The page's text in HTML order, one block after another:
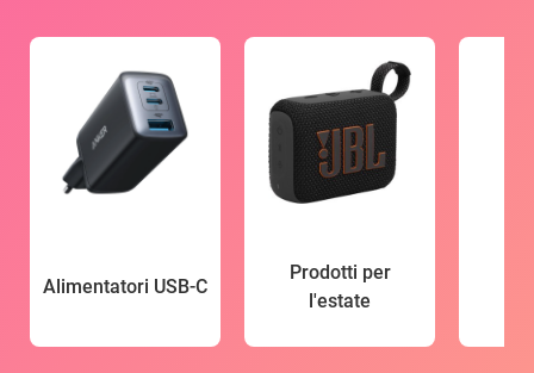
Alimentatori USB-C
Prodotti per
l'estate